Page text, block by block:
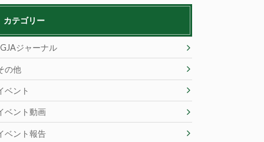
カテゴリー
ジャーナル
の他
ベント
ベント動画
ベント報告